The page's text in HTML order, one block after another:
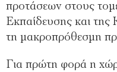
προτάσεων στους
Εκπαίδευσης και της
τη μακροπρόθεσμη
Για πρώτη φορά η